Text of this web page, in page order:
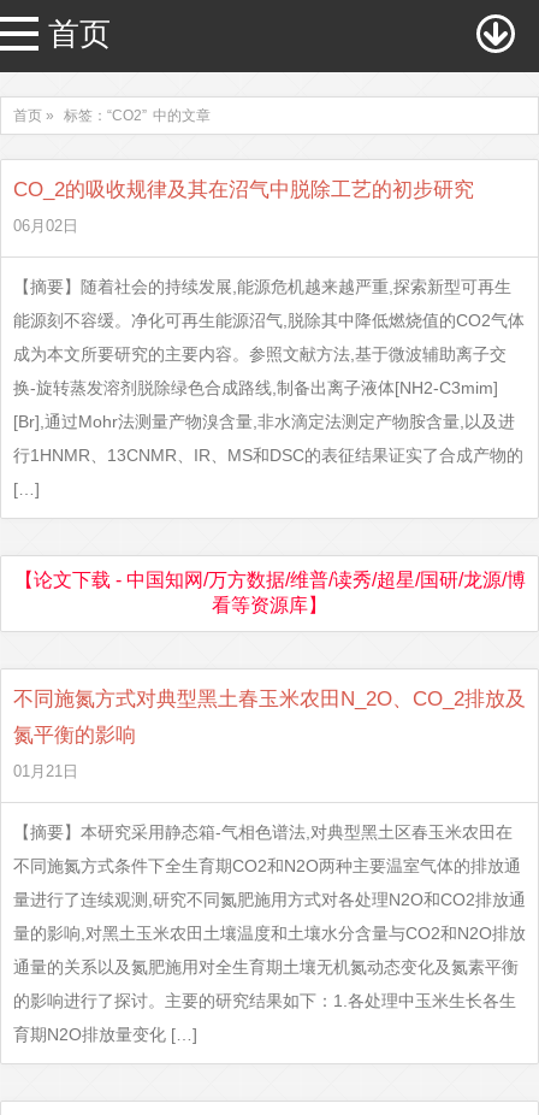
首页
首页 » 标签：“CO2” 中的文章
CO_2的吸收规律及其在沼气中脱除工艺的初步研究
06月02日
【摘要】随着社会的持续发展,能源危机越来越严重,探索新型可再生
能源刻不容缓。净化可再生能源沼气,脱除其中降低燃烧值的CO2气体
成为本文所要研究的主要内容。参照文献方法,基于微波辅助离子交
换-旋转蒸发溶剂脱除绿色合成路线,制备出离子液体[NH2-C3mim]
[Br],通过Mohr法测量产物溴含量,非水滴定法测定产物胺含量,以及进
行1HNMR、13CNMR、IR、MS和DSC的表征结果证实了合成产物的
[…]
【论文下载 - 中国知网/万方数据/维普/读秀/超星/国研/龙源/博
看等资源库】
不同施氮方式对典型黑土春玉米农田N_2O、CO_2排放及
氮平衡的影响
01月21日
【摘要】本研究采用静态箱-气相色谱法,对典型黑土区春玉米农田在
不同施氮方式条件下全生育期CO2和N2O两种主要温室气体的排放通
量进行了连续观测,研究不同氮肥施用方式对各处理N2O和CO2排放通
量的影响,对黑土玉米农田土壤温度和土壤水分含量与CO2和N2O排放
通量的关系以及氮肥施用对全生育期土壤无机氮动态变化及氮素平衡
的影响进行了探讨。主要的研究结果如下：1.各处理中玉米生长各生
育期N2O排放量变化 […]